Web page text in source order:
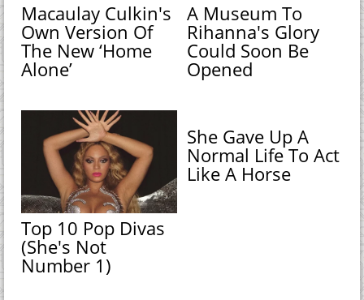
Macaulay Culkin's
Own Version Of
The New ‘Home
Alone’
A Museum To
Rihanna's Glory
Could Soon Be
Opened
Top 10 Pop Divas
(She's Not
Number 1)
She Gave Up A
Normal Life To Act
Like A Horse